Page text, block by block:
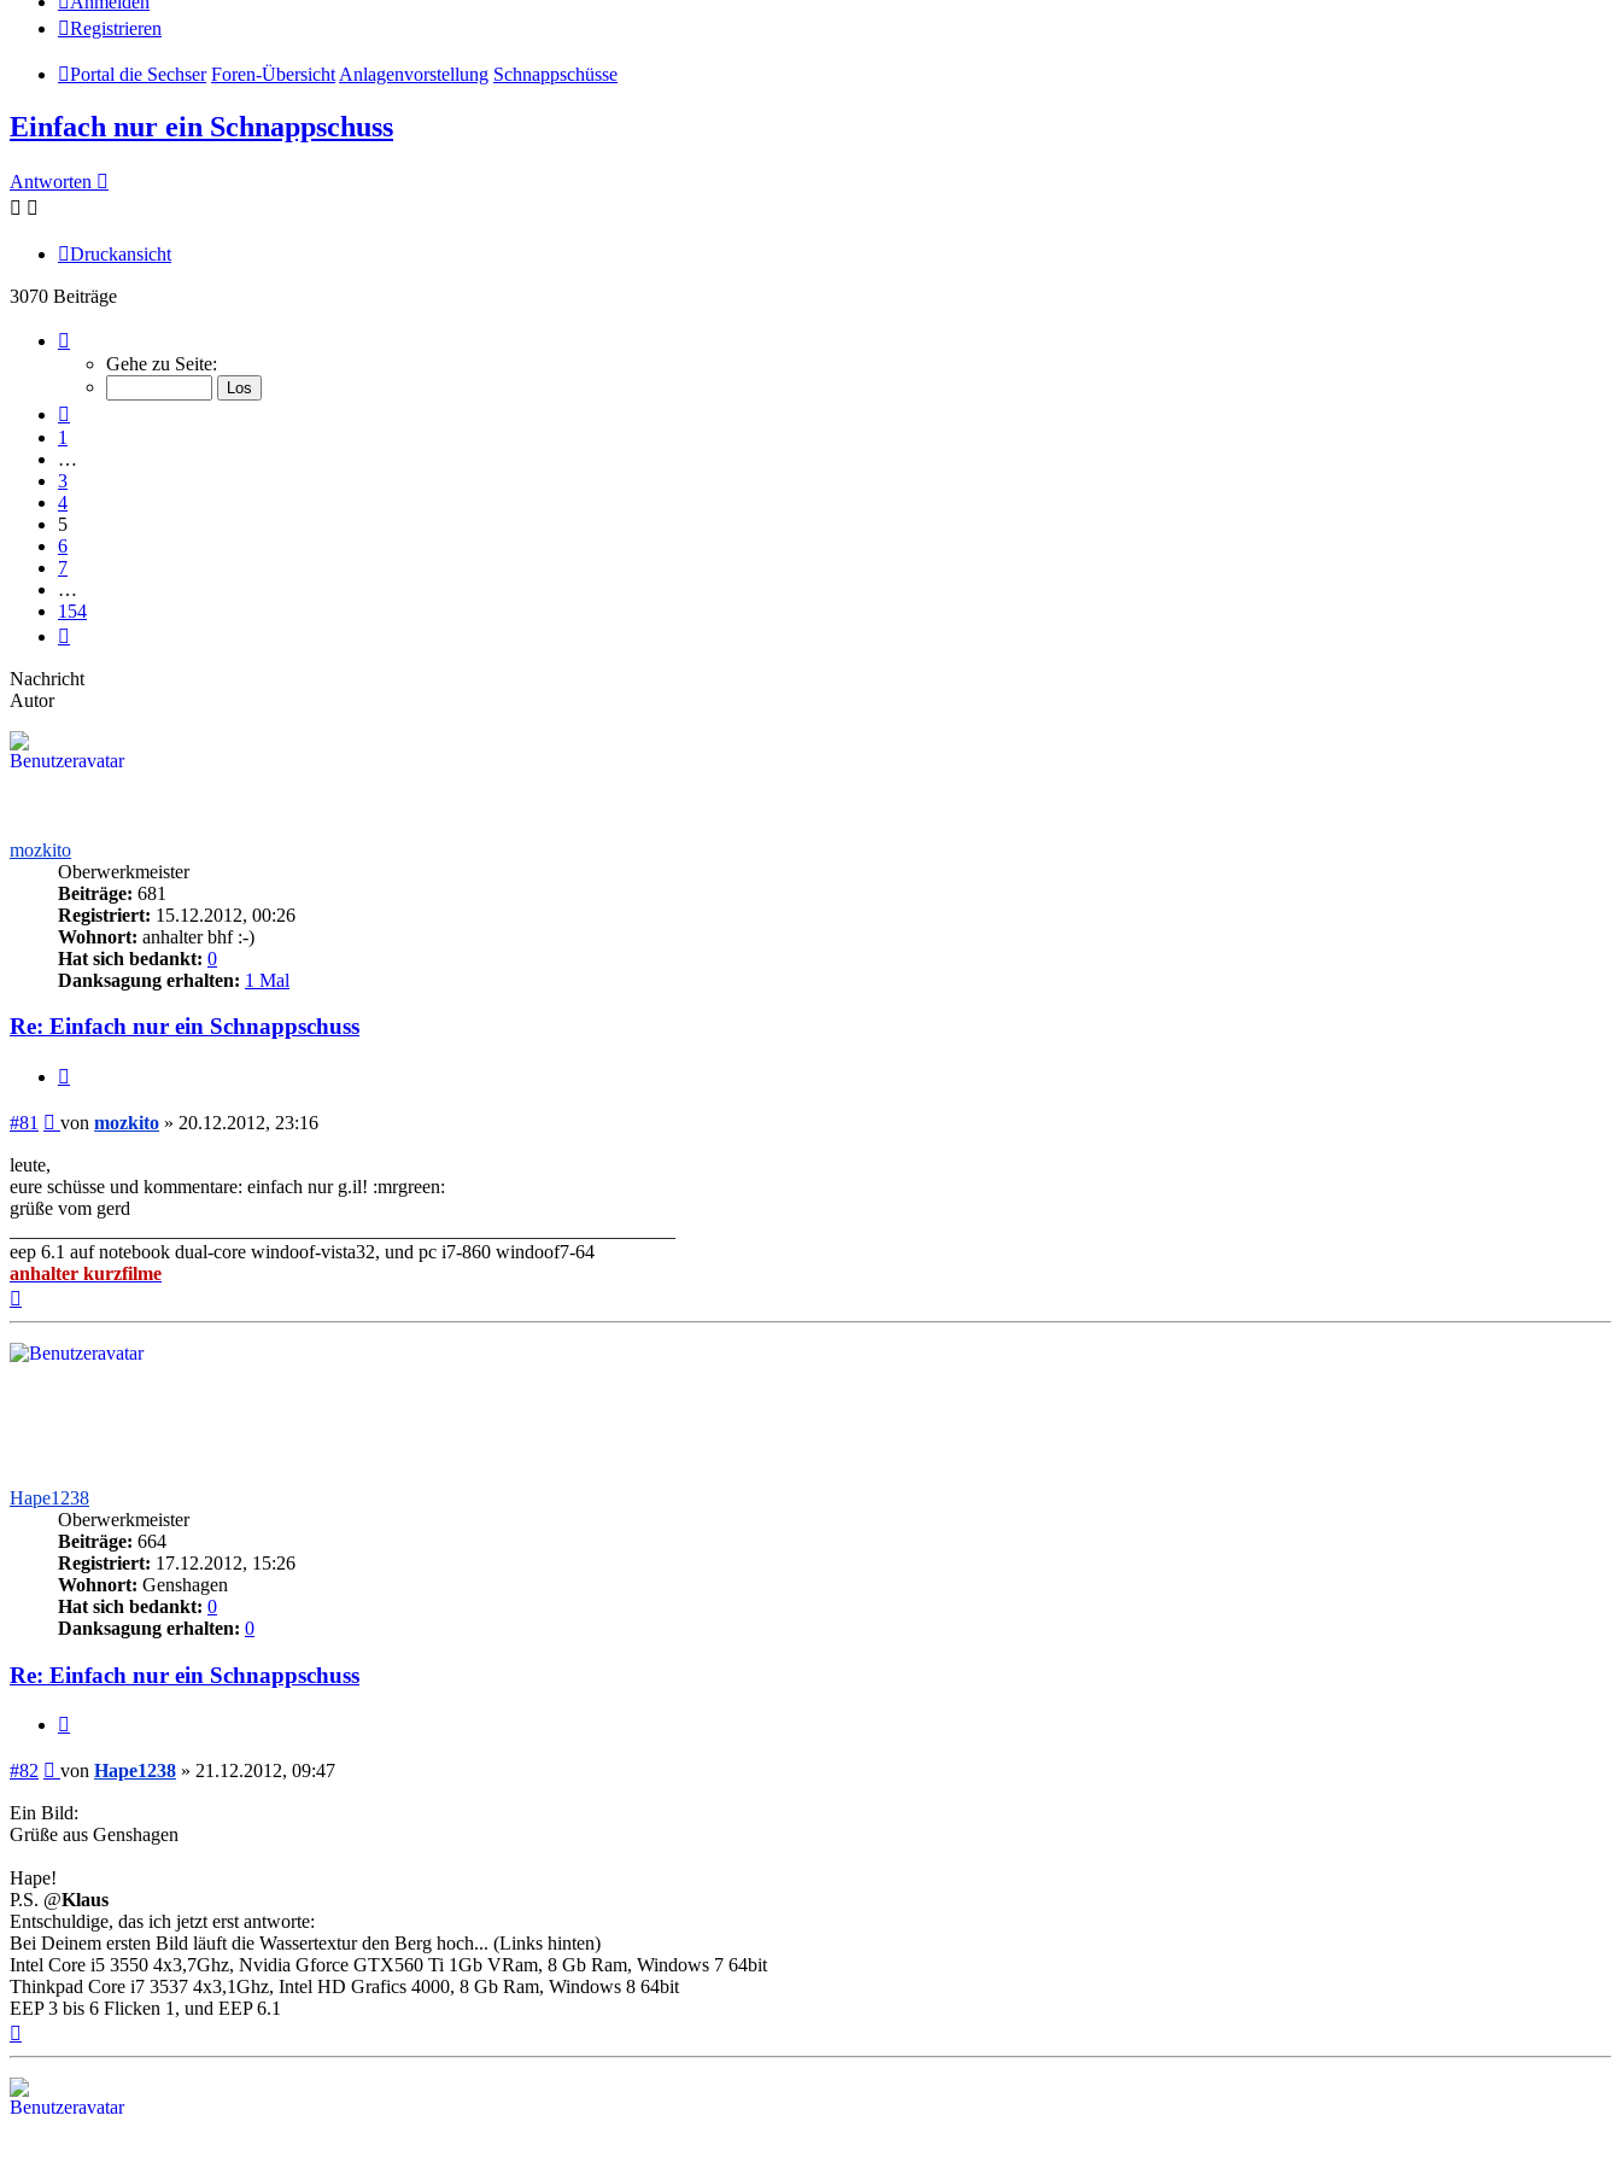
Registrieren
Portal die Sechser Foren-Übersicht Anlagenvorstellung Schnappschüsse
Einfach nur ein Schnappschuss
Antworten
Druckansicht
3070 Beiträge
von
Gehe zu Seite:
1
…
3
4
5
6
7
…
154
Nachricht
Autor
mozkito
Oberwerkmeister
Beiträge: 681
Registriert: 15.12.2012, 00:26
Wohnort: anhalter bhf :-)
Hat sich bedankt: 0
Danksagung erhalten: 1 Mal
Re: Einfach nur ein Schnappschuss
#81 Beitrag
von mozkito » 20.12.2012, 23:16
leute,
eure schüsse und kommentare: einfach nur g.il! :mrgreen:
grüße vom gerd
eep 6.1 auf notebook dual-core windoof-vista32, und pc i7-860 windoof7-64
anhalter kurzfilme
Hape1238
Oberwerkmeister
Beiträge: 664
Registriert: 17.12.2012, 15:26
Wohnort: Genshagen
Hat sich bedankt: 0
Danksagung erhalten: 0
Re: Einfach nur ein Schnappschuss
#82 Beitrag
von Hape1238 » 21.12.2012, 09:47
Ein Bild:
Grüße aus Genshagen
Hape!
P.S. @Klaus
Entschuldige, das ich jetzt erst antworte:
Bei Deinem ersten Bild läuft die Wassertextur den Berg hoch... (Links hinten)
Intel Core i5 3550 4x3,7Ghz, Nvidia Gforce GTX560 Ti 1Gb VRam, 8 Gb Ram, Windows 7 64bit
Thinkpad Core i7 3537 4x3,1Ghz, Intel HD Grafics 4000, 8 Gb Ram, Windows 8 64bit
EEP 3 bis 6 Flicken 1, und EEP 6.1
oben